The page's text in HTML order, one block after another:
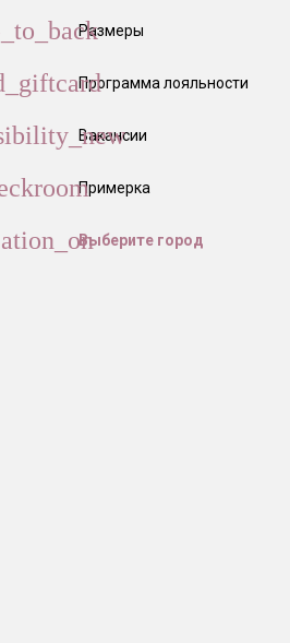
Размеры
Программа лояльности
Вакансии
Примерка
Выберите город